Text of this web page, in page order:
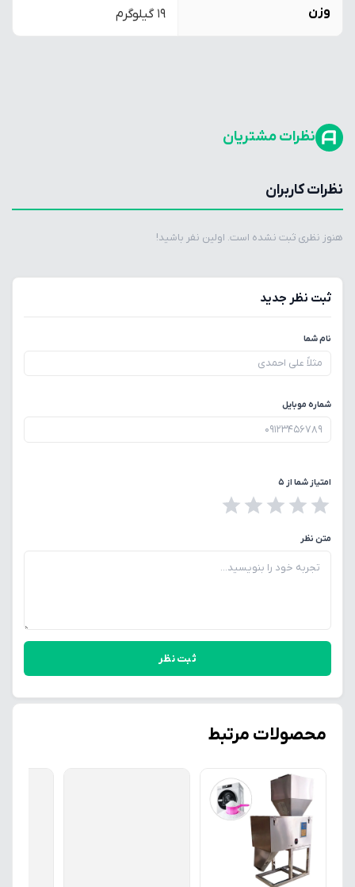
وزن 19 گیلوگرم
نظرات مشتریان
نظرات کاربران
هنوز نظری ثبت نشده است. اولین نفر باشید!
ثبت نظر جدید
نام شما
شماره موبایل
امتیاز شما از ۵
متن نظر
ثبت نظر
محصولات مرتبط